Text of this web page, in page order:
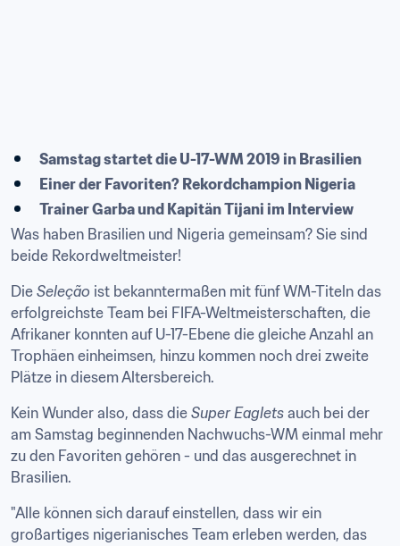
Samstag startet die U-17-WM 2019 in Brasilien
Einer der Favoriten? Rekordchampion Nigeria
Trainer Garba und Kapitän Tijani im Interview
Was haben Brasilien und Nigeria gemeinsam? Sie sind
beide Rekordweltmeister!
Die Seleção ist bekanntermaßen mit fünf WM-Titeln das
erfolgreichste Team bei FIFA-Weltmeisterschaften, die
Afrikaner konnten auf U-17-Ebene die gleiche Anzahl an
Trophäen einheimsen, hinzu kommen noch drei zweite
Plätze in diesem Altersbereich.
Kein Wunder also, dass die Super Eaglets auch bei der
am Samstag beginnenden Nachwuchs-WM einmal mehr
zu den Favoriten gehören - und das ausgerechnet in
Brasilien.
"Alle können sich darauf einstellen, dass wir ein
großartiges nigerianisches Team erleben werden, das